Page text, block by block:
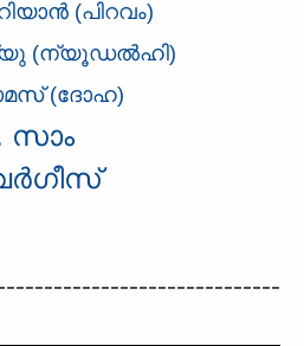
(പിറവം)
(ന്യൂഡല്‍ഹി)
(ദോഹ)
സാം
വര്‍ഗീസ്‌